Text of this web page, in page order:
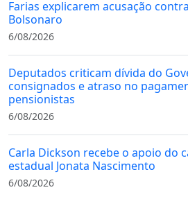
Farias explicarem acusação
Bolsonaro
6/08/2026
Deputados criticam dívida do
consignados e atraso no
pensionistas
6/08/2026
Carla Dickson recebe o apoio do
estadual Jonata Nascimento
6/08/2026